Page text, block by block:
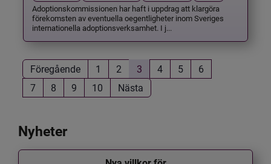
Adoptionskommissionen har haft i uppdrag att klargöra
förekomsten av eventuella oegentligheter inom Sveriges
internationella adoptionsverksamhet. I j...
Föregående 1 2 3 4 5
6
7
8 9 10 Nästa
Nyheter